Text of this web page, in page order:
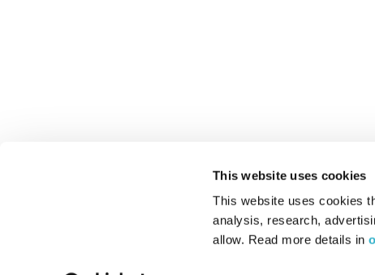
This website uses cookies
This website uses cookies
analysis, research,
allow. Read more details in